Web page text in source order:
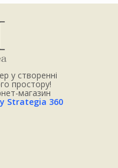
у створенні
простору!
магазин
Strategia 360